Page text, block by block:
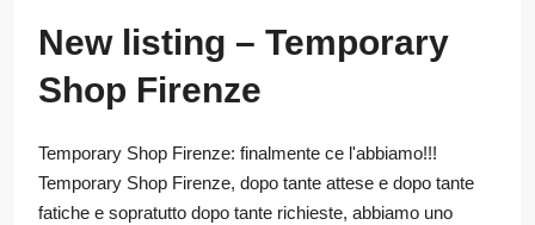
New listing – Temporary
Shop Firenze
Temporary Shop Firenze: finalmente ce l'abbiamo!!!
Temporary Shop Firenze, dopo tante attese e dopo tante
fatiche e sopratutto dopo tante richieste, abbiamo uno